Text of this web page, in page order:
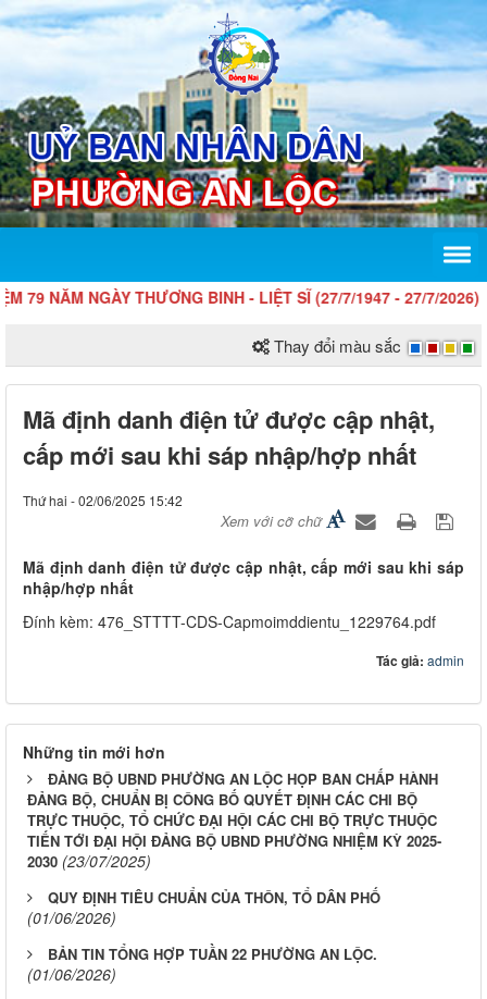
NĂM NGÀY THƯƠNG BINH - LIỆT SĨ (27/7/1947 - 27/7/2026)
Thay đổi màu sắc
Mã định danh điện tử được cập nhật,
cấp mới sau khi sáp nhập/hợp nhất
Thứ hai - 02/06/2025 15:42
Xem với cỡ chữ
Mã định danh điện tử được cập nhật, cấp mới sau khi sáp
nhập/hợp nhất
Đính kèm: 476_STTTT-CDS-Capmoimddientu_1229764.pdf
Tác giả: admin
Những tin mới hơn
ĐẢNG BỘ UBND PHƯỜNG AN LỘC HỌP BAN CHẤP HÀNH
ĐẢNG BỘ, CHUẨN BỊ CÔNG BỐ QUYẾT ĐỊNH CÁC CHI BỘ
TRỰC THUỘC, TỔ CHỨC ĐẠI HỘI CÁC CHI BỘ TRỰC THUỘC
TIẾN TỚI ĐẠI HỘI ĐẢNG BỘ UBND PHƯỜNG NHIỆM KỲ 2025-
2030 (23/07/2025)
QUY ĐỊNH TIÊU CHUẨN CỦA THÔN, TỔ DÂN PHỐ
(01/06/2026)
BẢN TIN TỔNG HỢP TUẦN 22 PHƯỜNG AN LỘC.
(01/06/2026)